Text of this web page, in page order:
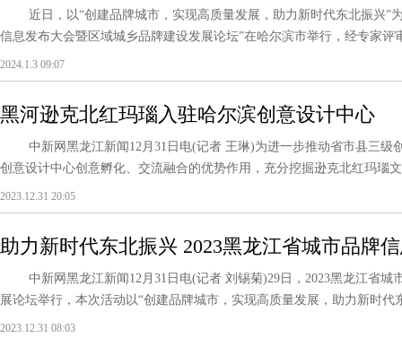
近日，以“创建品牌城市，实现高质量发展，助力新时代东北振兴”为
信息发布大会暨区域城乡品牌建设发展论坛”在哈尔滨市举行，经专家
2024.1.3 09:07
黑河逊克北红玛瑙入驻哈尔滨创意设计中心
中新网黑龙江新闻12月31日电(记者 王琳)为进一步推动省市县三级
创意设计中心创意孵化、交流融合的优势作用，充分挖掘逊克北红玛瑙
2023.12.31 20:05
助力新时代东北振兴 2023黑龙江省城市品牌
中新网黑龙江新闻12月31日电(记者 刘锡菊)29日，2023黑龙江省城
展论坛举行，本次活动以“创建品牌城市，实现高质量发展，助力新时代
2023.12.31 08:03